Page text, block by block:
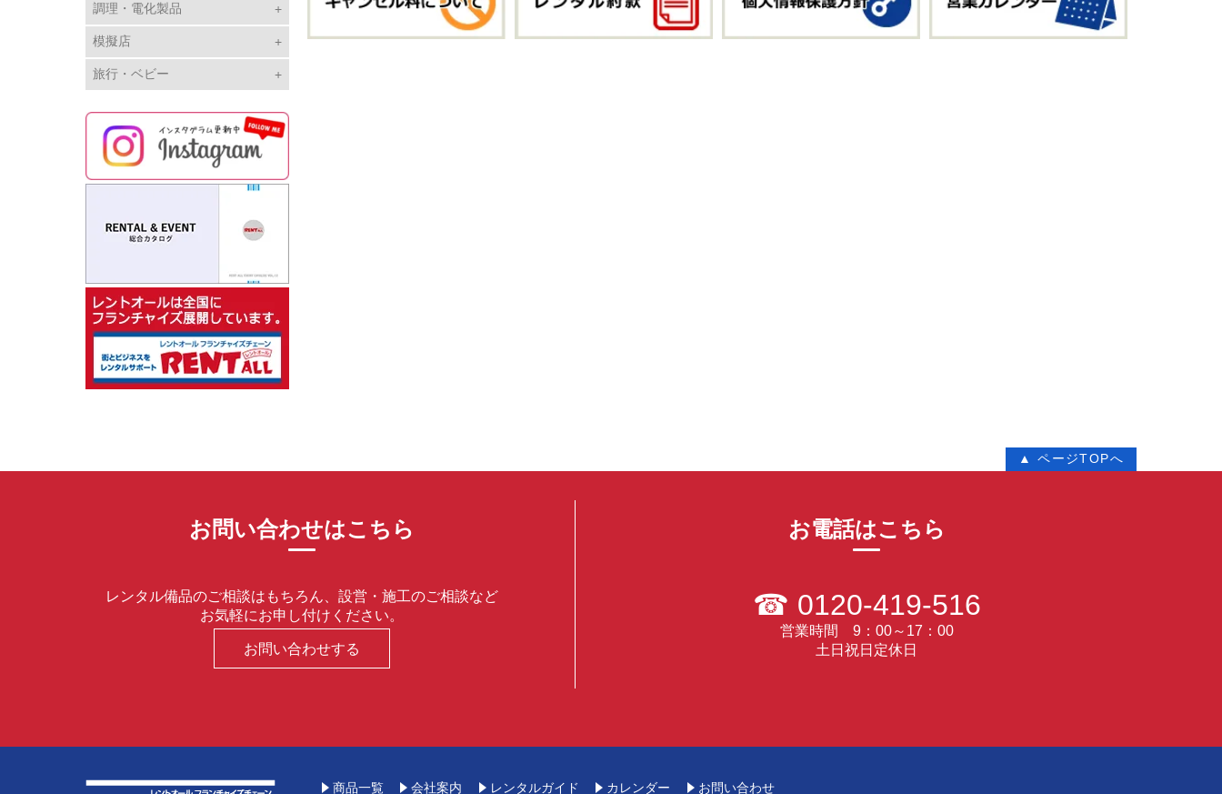
調理・電化製品
模擬店
旅行・ベビー
▲ ページTOPへ
お問い合わせはこちら
レンタル備品のご相談はもちろん、設営・施工のご相談など
お気軽にお申し付けください。
お問い合わせする
お電話はこちら
☎ 0120-419-516
営業時間 9：00～17：00
土日祝日定休日
商品一覧 会社案内 レンタルガイド カレンダー お問い合わせ